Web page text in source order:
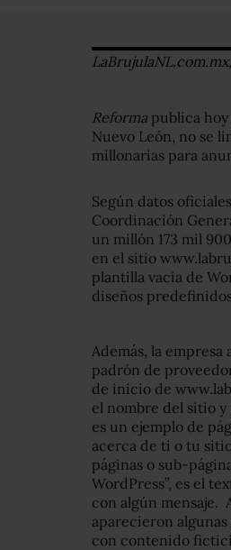
Reforma publica
Nuevo León, no se
millonarias para
Según datos
Coordinación
un millón 173 mil
en el sitio
plantilla vacía de
diseños
Además, la empresa
padrón de
de inicio de
el nombre del sitio
es un ejemplo de
acerca de ti o tu
páginas o sub-
WordPress”, es el
con algún mensaje.
aparecieron
con contenido